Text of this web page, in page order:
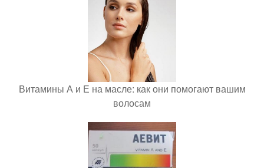
Витамины А и Е на масле: как они помогают вашим
волосам